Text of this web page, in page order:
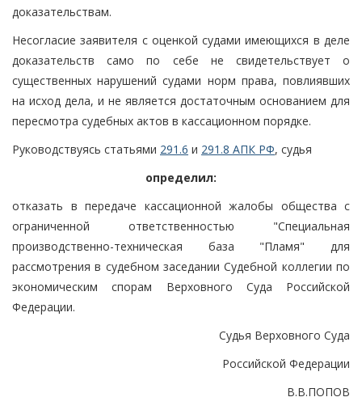
доказательствам.
Несогласие заявителя с оценкой судами имеющихся в деле
доказательств само по себе не свидетельствует о
существенных нарушений судами норм права, повлиявших
на исход дела, и не является достаточным основанием для
пересмотра судебных актов в кассационном порядке.
Руководствуясь статьями 291.6 и 291.8 АПК РФ, судья
определил:
отказать в передаче кассационной жалобы общества с
ограниченной ответственностью "Специальная
производственно-техническая база "Пламя" для
рассмотрения в судебном заседании Судебной коллегии по
экономическим спорам Верховного Суда Российской
Федерации.
Судья Верховного Суда
Российской Федерации
В.В.ПОПОВ